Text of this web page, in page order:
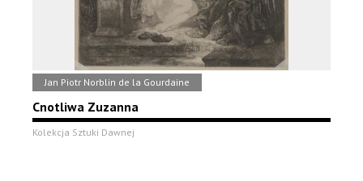
Jan Piotr Norblin de la Gourdaine
Cnotliwa Zuzanna
Kolekcja Sztuki Dawnej